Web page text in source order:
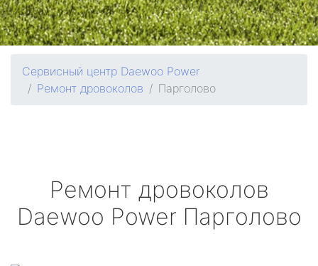
Сервисный центр Daewoo Power
Ремонт дровоколов
Парголово
Ремонт дровоколов
Daewoo Power Парголово